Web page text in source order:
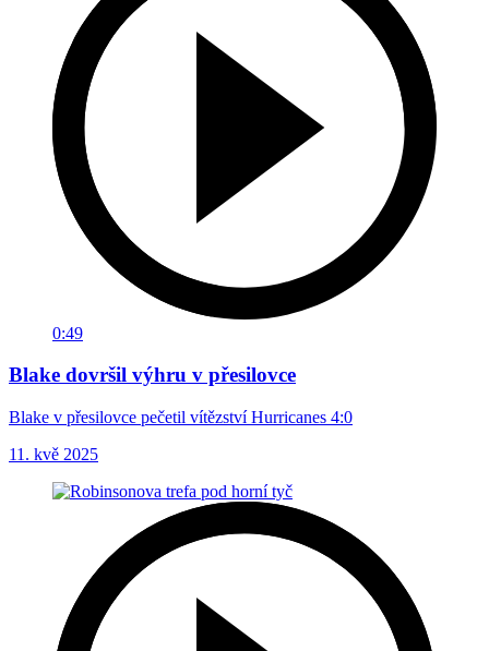
0:49
Blake dovršil výhru v přesilovce
Blake v přesilovce pečetil vítězství Hurricanes 4:0
11. kvě 2025